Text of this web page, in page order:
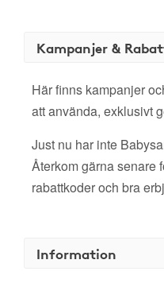
Kampanjer &
Här finns kampanjer
att använda, exklusivt
Just nu har inte
Återkom gärna senare
rabattkoder och bra
Information